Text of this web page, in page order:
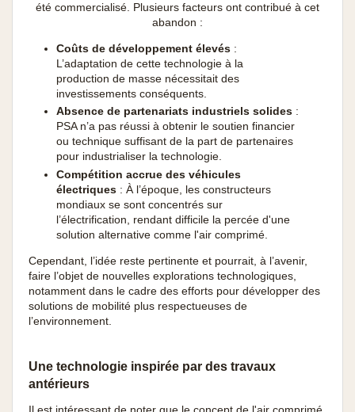
été commercialisé. Plusieurs facteurs ont contribué à cet
abandon :
Coûts de développement élevés:
L’adaptation de cette technologie à la
production de masse nécessitait des
investissements conséquents.
Absence de partenariats industriels solides:
PSA n’a pas réussi à obtenir le soutien financier
ou technique suffisant de la part de partenaires
pour industrialiser la technologie.
Compétition accrue des véhicules
électriques: À l’époque, les constructeurs
mondiaux se sont concentrés sur
l’électrification, rendant difficile la percée d'une
solution alternative comme l'air comprimé.
Cependant, l’idée reste pertinente et pourrait, à l’avenir,
faire l’objet de nouvelles explorations technologiques,
notamment dans le cadre des efforts pour développer des
solutions de mobilité plus respectueuses de
l’environnement.
Une technologie inspirée par des travaux
antérieurs